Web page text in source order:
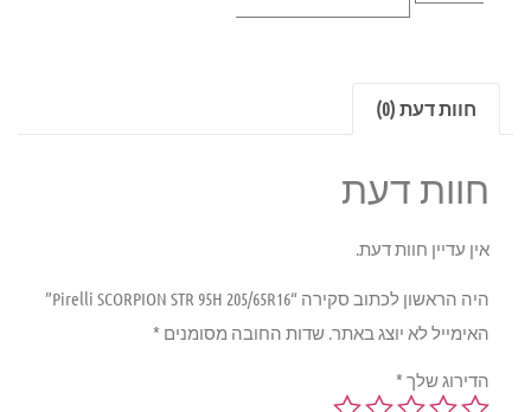
חוות דעת (0)
חוות דעת
אין עדיין חוות דעת.
היה הראשון לכתוב סקירה “Pirelli SCORPION STR 95H 205/65R16”
האימייל לא יוצג באתר.שדות החובה מסומנים*
הדירוג שלך*